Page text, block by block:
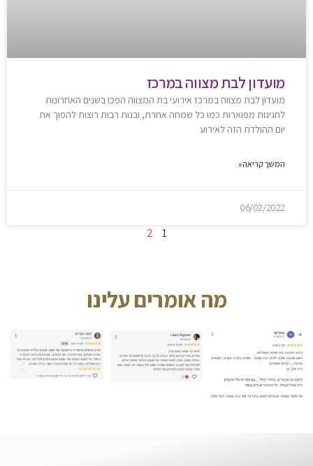
מועדון לבת מצווה במרכז
מועדון לבת מצווה במרכז אירועי בת המצווה הפכו בשנים האחרונות
לחגיגות מפוארות כמו כל שמחה אחרת, ובנות רבות רוצות להפוך את
יום ההולדת הזה לאירוע
המשך קריאה»
06/02/2022
1
2
מה אומרים עלינו